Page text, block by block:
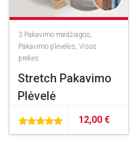
3 Pakavimo medžiagos
Pakavimo plėvelės Visos
prekės
Stretch Pakavimo
Plėvelė
12,00€
5.00